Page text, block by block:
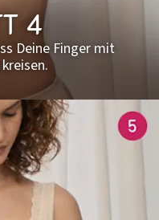
4
Deine Finger mit